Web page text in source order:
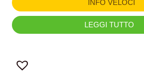
INFO VELOCI
LEGGI TUTTO